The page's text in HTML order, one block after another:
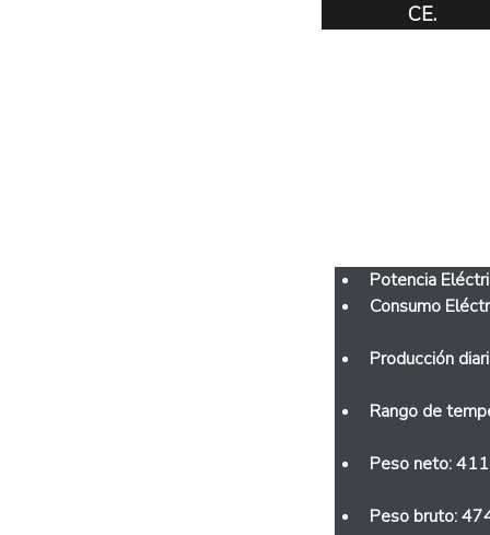
CE.
Potencia
Consumo
Producción
Rango de
Peso neto:
Peso bruto: